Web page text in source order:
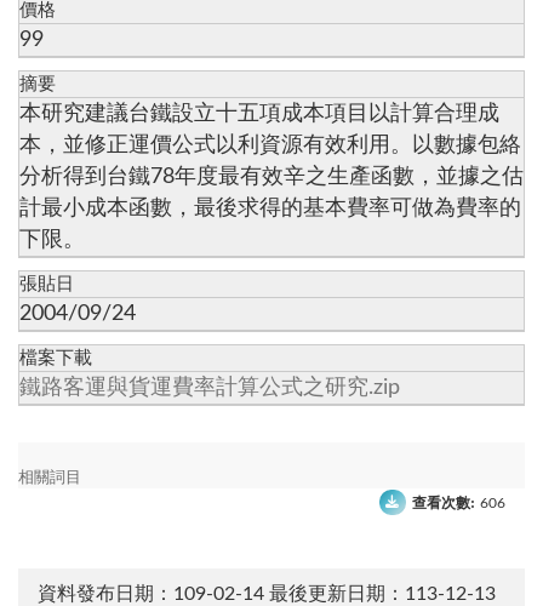
價格
99
摘要
本研究建議台鐵設立十五項成本項目以計算合理成
本，並修正運價公式以利資源有效利用。以數據包絡
分析得到台鐵78年度最有效辛之生產函數，並據之估
計最小成本函數，最後求得的基本費率可做為費率的
下限。
張貼日
2004/09/24
檔案下載
鐵路客運與貨運費率計算公式之研究.zip
相關詞目
查看次數: 606
資料發布日期：109-02-14 最後更新日期：113-12-13